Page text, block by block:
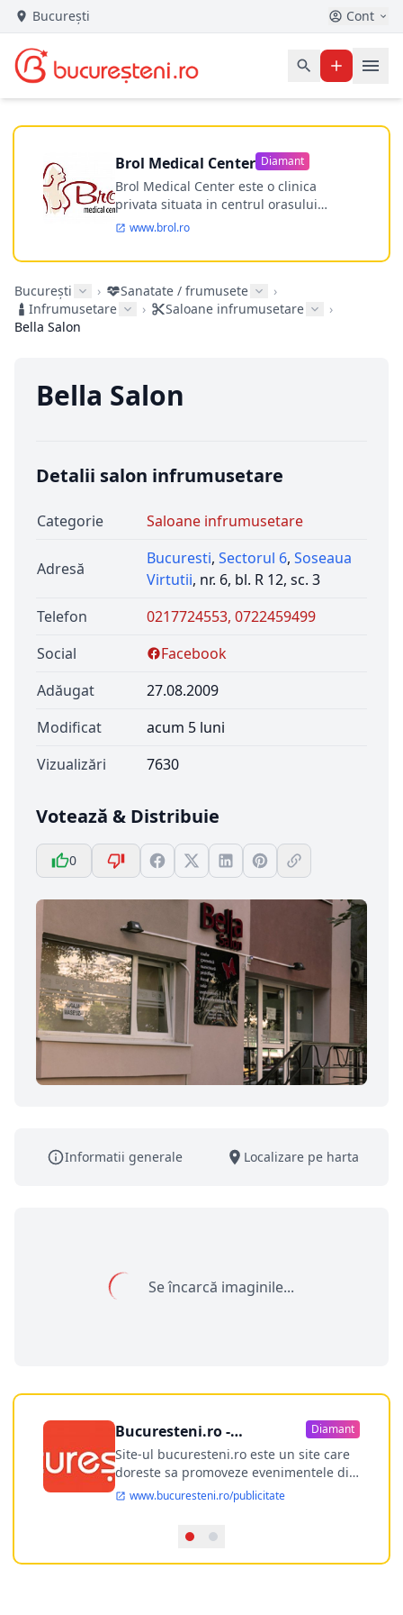
București Cont
Brol Medical Center Diamant
Brol Medical Center este o clinica
privata situata in centrul orasului
Timisoara avand o experienta de
Incepand din anul 2009 clinica isi
ultramodern.
www.brol.ro
București › Sanatate / frumusete
›
Infrumusetare
› Saloane infrumusetare
›
Bella Salon
Bella Salon
Detalii salon infrumusetare
Categorie Saloane infrumusetare
Adresă
Bucuresti, Sectorul 6, Soseaua
Virtutii, nr. 6, bl. R 12, sc. 3
Telefon
0217724553, 0722459499
Social
Facebook
Adăugat
27.08.2009
Modificat
acum 5 luni
Vizualizări
7630
Votează & Distribuie
0
Informatii generale Localizare pe harta
Se încarcă imaginile...
Bucuresteni.ro -
publicitate online
Diamant
Site-ul bucuresteni.ro este un site care
doreste sa promoveze evenimentele din
Bucuresti si nu numai, sa puna la
dispozitia utilizatorului cea mai
Bucuresti-ului, si in acelasi timp sa
ofere posibilitatea firmel...
www.bucuresteni.ro/publicitate